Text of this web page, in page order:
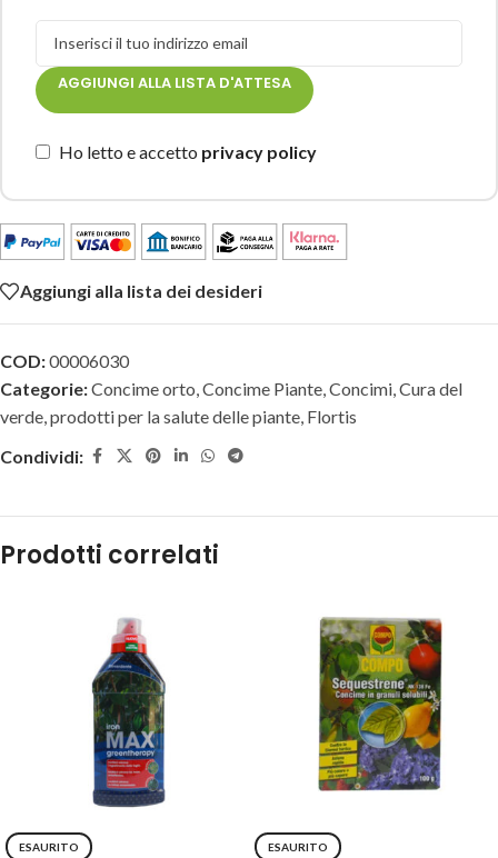
AGGIUNGI ALLA LISTA D'ATTESA
Ho letto e accetto privacy policy
Aggiungi alla lista dei desideri
COD:00006030
Categorie:Concime orto Concime Piante Concimi Cura del
verde, prodotti per la salute delle piante Flortis
Condividi:
Prodotti correlati
ESAURITO ESAURITO